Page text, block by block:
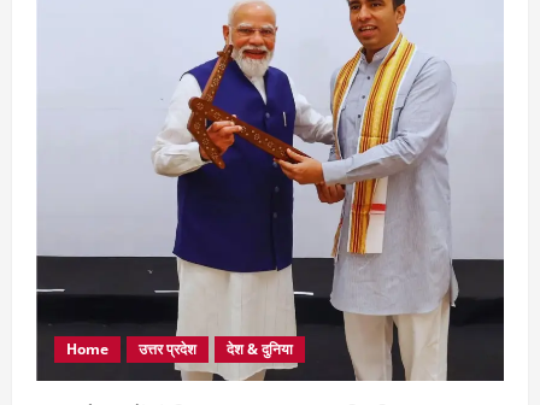
Home उत्तर प्रदेश देश & दुनिया